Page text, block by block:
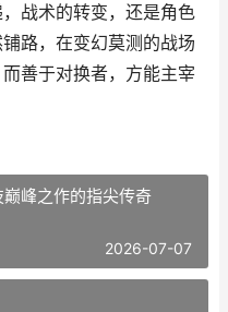
战术的转变，还是角色
路，在变幻莫测的战场
善于对换者，方能主宰
峰之作的指尖传奇
2026-07-07